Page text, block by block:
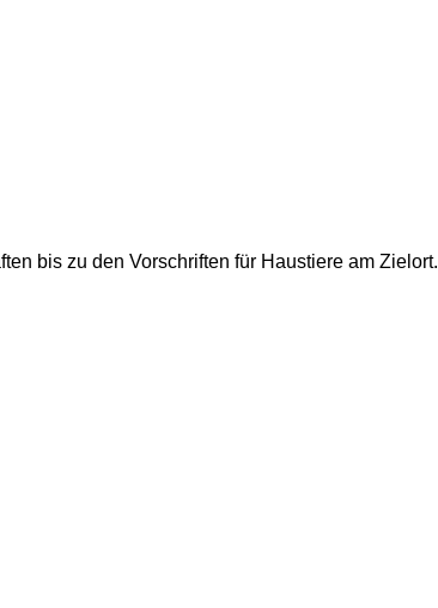
bis zu den Vorschriften für Haustiere am Zielort.